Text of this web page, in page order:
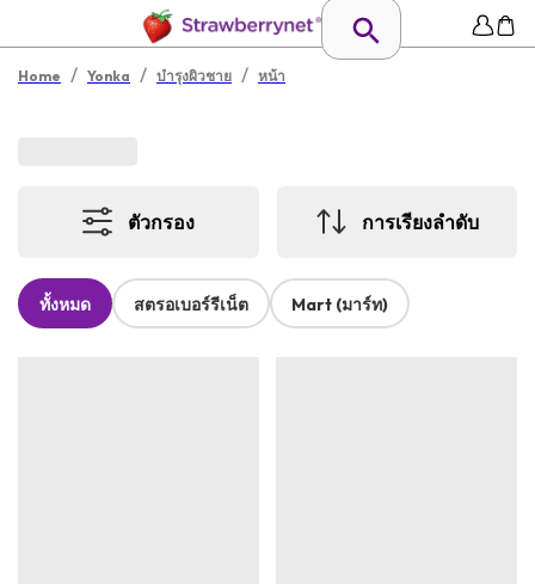
Home / Yonka / บำรุงผิวชาย / หน้า
ตัวกรอง การเรียงลำดับ
ทั้งหมด สตรอเบอร์รีเน็ต Mart (มาร์ท)